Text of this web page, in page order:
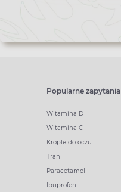
Popularne zapytania
Witamina D
Witamina C
Krople do oczu
Tran
Paracetamol
Ibuprofen